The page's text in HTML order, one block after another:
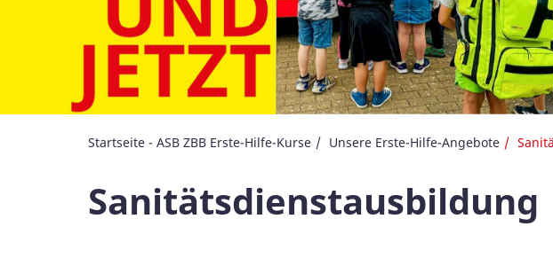
Startseite - ASB ZBB Erste-Hilfe-Kurse Unsere Erste-Hilfe-Angebote
Sanitätsdienstausbildung